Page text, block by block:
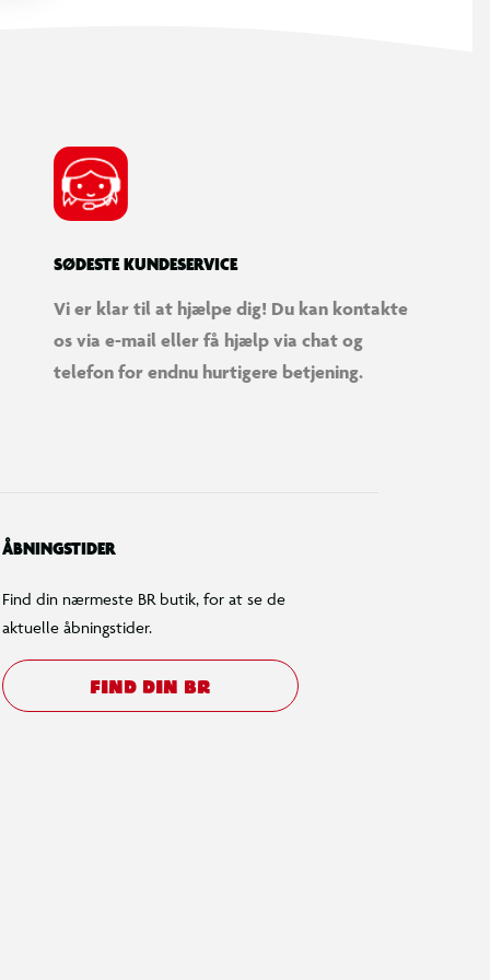
SØDESTE KUNDESERVICE
Vi er klar til at hjælpe dig! Du kan kontakte
os via e-mail eller få hjælp via chat og
telefon for endnu hurtigere betjening.
ÅBNINGSTIDER
Find din nærmeste BR butik, for at se de
aktuelle åbningstider.
FIND DIN BR